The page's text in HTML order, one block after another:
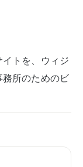
トを、ウィジ
所のためのビ